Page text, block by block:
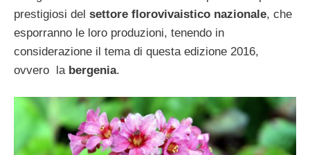
prestigiosi del settore florovivaistico nazionale, che
esporranno le loro produzioni, tenendo in
considerazione il tema di questa edizione 2016,
ovvero la bergenia.